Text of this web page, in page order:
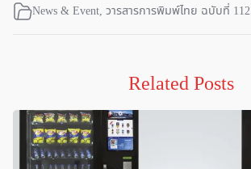
News & Event, วารสารการพิมพ์ไทย ฉบับที่ 112
Related Posts